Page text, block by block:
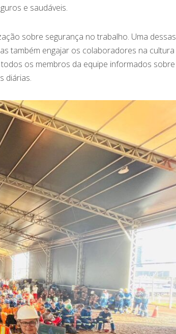
e saudáveis.
sobre segurança no trabalho. Uma dessas
também engajar os colaboradores na cultura
os membros da equipe informados sobre
diárias.